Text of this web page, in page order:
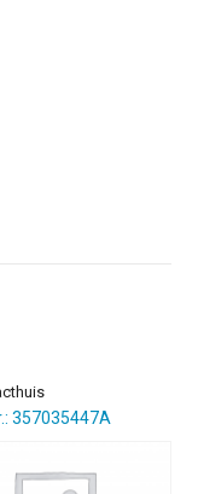
357035447A